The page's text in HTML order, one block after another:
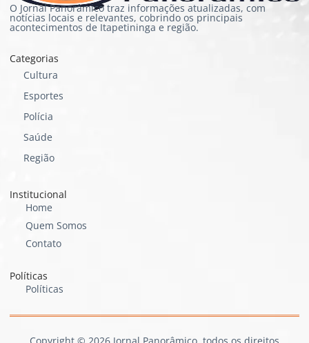
O Jornal Panorâmico traz informações atualizadas, com
notícias locais e relevantes, cobrindo os principais
acontecimentos de Itapetininga e região.
Categorias
Cultura
Esportes
Polícia
Saúde
Região
Institucional
Home
Quem Somos
Contato
Políticas
Políticas
Copyright © 2026 Jornal Panorâmico, todos os direitos